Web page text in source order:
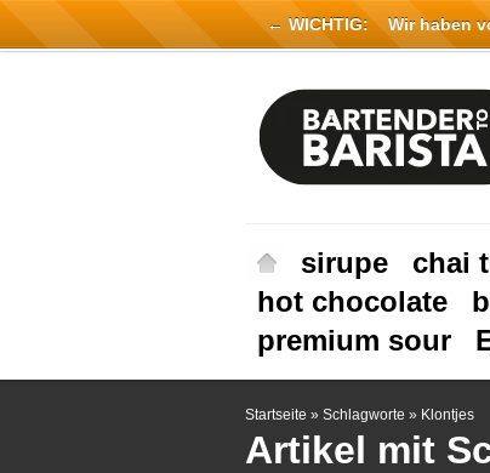
sirupe chai
hot chocolate
premium sour
Startseite » Schlagworte » Klontjes
Artikel mit
← WICHTIG:Wir haben